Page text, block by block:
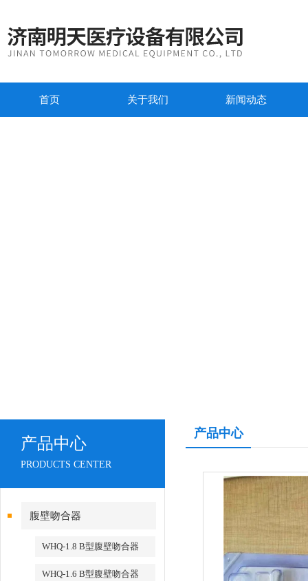
首页 关于我们 新闻动态
产品中心
PRODUCTS CENTER
腹壁吻合器
WHQ-1.8 B型腹壁吻合器
WHQ-1.6 B型腹壁吻合器
产品中心